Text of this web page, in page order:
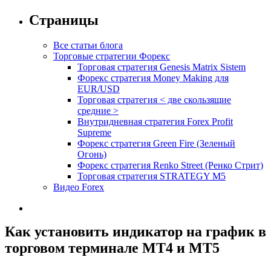
Страницы
Все статьи блога
Торговые стратегии Форекс
Торговая стратегия Genesis Matrix Sistem
Форекс стратегия Money Making для
EUR/USD
Торговая стратегия < две скользящие
средние >
Внутридневная стратегия Forex Profit
Supreme
Форекс стратегия Green Fire (Зеленый
Огонь)
Форекс стратегия Renko Street (Ренко Стрит)
Торговая стратегия STRATEGY M5
Видео Forex
Как установить индикатор на график в
торговом терминале МТ4 и МТ5